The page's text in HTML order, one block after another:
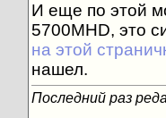
И еще по этой
5700MHD, это
на этой
нашел.
Последний раз